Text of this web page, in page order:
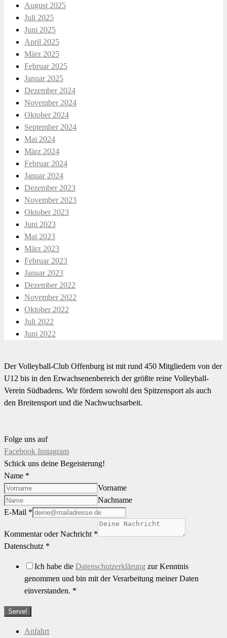
August 2025
Juli 2025
Juni 2025
April 2025
März 2025
Februar 2025
Januar 2025
Dezember 2024
November 2024
Oktober 2024
September 2024
Mai 2024
März 2024
Februar 2024
Januar 2024
Dezember 2023
November 2023
Oktober 2023
Juni 2023
Mai 2023
März 2023
Februar 2023
Januar 2023
Dezember 2022
November 2022
Oktober 2022
Juli 2022
Juni 2022
Der Volleyball-Club Offenburg ist mit rund 450 Mitgliedern von der
U12 bis in den Erwachsenenbereich der größte reine Volleyball-
Verein Südbadens. Wir fördern sowohl den Spitzensport als auch
den Breitensport und die Nachwuchsarbeit.
Folge uns auf
Facebook Instagram
Schick uns deine Begeisterung!
Name *
Vorname
Nachname
E-Mail *
Kommentar oder Nachricht *
Datenschutz *
Ich habe die Datenschutzerklärung zur Kenntnis
genommen und bin mit der Verarbeitung meiner Daten
einverstanden. *
Serve!
Anfahrt